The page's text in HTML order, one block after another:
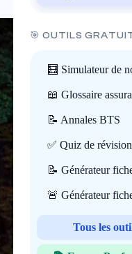
🎯 OUTILS
🧮 Simulateur de
📖 Glossaire
📝 Annales BTS
✅ Quiz de révision
📝 Générateur
🚨 Générateur
Tous les